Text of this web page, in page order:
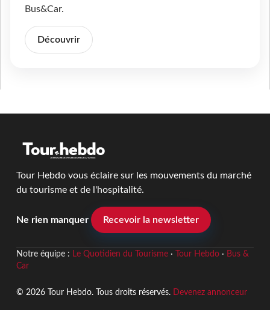
Bus&Car.
Découvrir
Tour Hebdo vous éclaire sur les mouvements du marché
du tourisme et de l'hospitalité.
Ne rien manquer Recevoir la newsletter
Notre équipe : Le Quotidien du Tourisme· Tour Hebdo· Bus &
Car
© 2026 Tour Hebdo. Tous droits réservés. Devenez annonceur